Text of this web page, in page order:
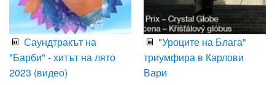
Саундтракът на
"Барби" - хитът на лято
2023 (видео)
"Уроците на Блага"
триумфира в Карлови
Вари